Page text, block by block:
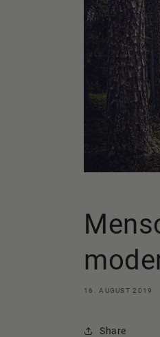
16. AUGUST 2019
Share